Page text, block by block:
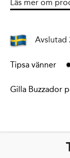
Läs mer om
Avslutad
Tipsa vänner
Gilla Buzzador